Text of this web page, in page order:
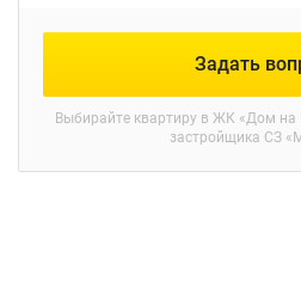
Задать
Выбирайте квартиру в ЖК «Дом на
застройщика СЗ